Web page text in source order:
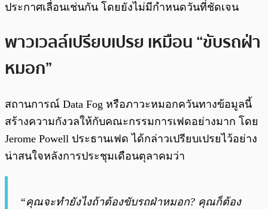
ประกาศเลื่อนเช่นกัน โดยยังไม่มีกำหนดวันที่ชัดเจน
พาวเวลล์เปรียบเปรย เหมือน “ขับรถฝ่า
หมอก”
สถานการณ์ Data Fog หรือภาวะหมอกควันทางข้อมูลนี้
สร้างความกังวลให้กับคณะกรรมการเฟดอย่างมาก โดย
Jerome Powell ประธานเฟด ได้กล่าวเปรียบเปรยไว้อย่าง
น่าสนใจหลังการประชุมเดือนตุลาคมว่า
“คุณจะทำยังไงถ้าต้องขับรถฝ่าหมอก? คุณก็ต้อง